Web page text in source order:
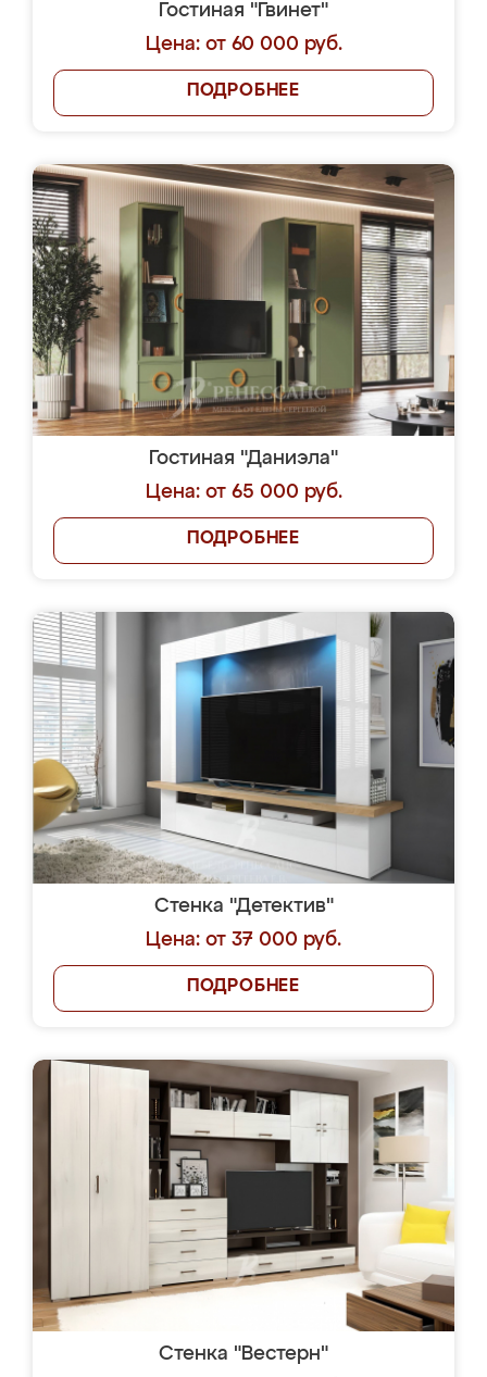
Гостиная "Гвинет"
Цена: от 60 000 руб.
ПОДРОБНЕЕ
Гостиная "Даниэла"
Цена: от 65 000 руб.
ПОДРОБНЕЕ
Стенка "Детектив"
Цена: от 37 000 руб.
ПОДРОБНЕЕ
Стенка "Вестерн"